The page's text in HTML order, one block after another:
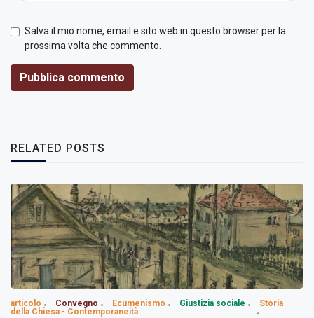
Salva il mio nome, email e sito web in questo browser per la
prossima volta che commento.
Pubblica commento
RELATED POSTS
articolo Convegno Ecumenismo Giustizia sociale
Storia
della Chiesa - Contemporaneità